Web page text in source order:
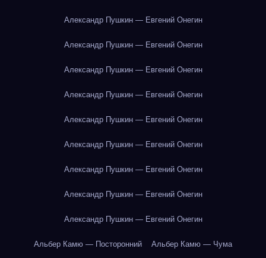
Александр Пушкин — Евгений Онегин
Александр Пушкин — Евгений Онегин
Александр Пушкин — Евгений Онегин
Александр Пушкин — Евгений Онегин
Александр Пушкин — Евгений Онегин
Александр Пушкин — Евгений Онегин
Александр Пушкин — Евгений Онегин
Александр Пушкин — Евгений Онегин
Александр Пушкин — Евгений Онегин
Альбер Камю — Посторонний Альбер Камю — Чума